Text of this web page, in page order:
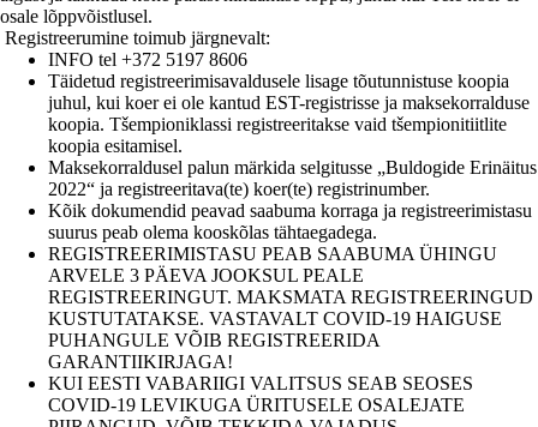
osale lõppvõistlusel.
Registreerumine toimub järgnevalt:
INFO tel +372 5197 8606
Täidetud registreerimisavaldusele lisage tõutunnistuse koopia
juhul, kui koer ei ole kantud EST-registrisse ja maksekorralduse
koopia. Tšempioniklassi registreeritakse vaid tšempionitiitlite
koopia esitamisel.
Maksekorraldusel palun märkida selgitusse „Buldogide Erinäitus
2022“ ja registreeritava(te) koer(te) registrinumber.
Kõik dokumendid peavad saabuma korraga ja registreerimistasu
suurus peab olema kooskõlas tähtaegadega.
REGISTREERIMISTASU PEAB SAABUMA ÜHINGU
ARVELE 3 PÄEVA JOOKSUL PEALE
REGISTREERINGUT. MAKSMATA REGISTREERINGUD
KUSTUTATAKSE. VASTAVALT COVID-19 HAIGUSE
PUHANGULE VÕIB REGISTREERIDA
GARANTIIKIRJAGA!
KUI EESTI VABARIIGI VALITSUS SEAB SEOSES
COVID-19 LEVIKUGA ÜRITUSELE OSALEJATE